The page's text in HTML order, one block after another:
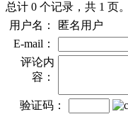
总计 0 个记录，共 1 页。
用户名：
匿名用户
E-mail：
评论内
容：
验证码：